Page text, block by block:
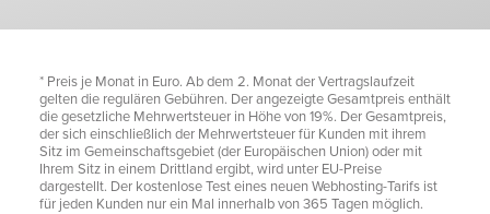
* Preis je Monat in Euro. Ab dem 2. Monat der Vertragslaufzeit
gelten die regulären Gebühren. Der angezeigte Gesamtpreis enthält
die gesetzliche Mehrwertsteuer in Höhe von 19%. Der Gesamtpreis,
der sich einschließlich der Mehrwertsteuer für Kunden mit ihrem
Sitz im Gemeinschaftsgebiet (der Europäischen Union) oder mit
Ihrem Sitz in einem Drittland ergibt, wird unter EU-Preise
dargestellt. Der kostenlose Test eines neuen Webhosting-Tarifs ist
für jeden Kunden nur ein Mal innerhalb von 365 Tagen möglich.